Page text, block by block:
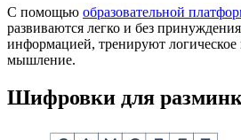
С помощью образовательной
развиваются легко и без
информацией, тренируют логическое
мышление.
Шифровки для